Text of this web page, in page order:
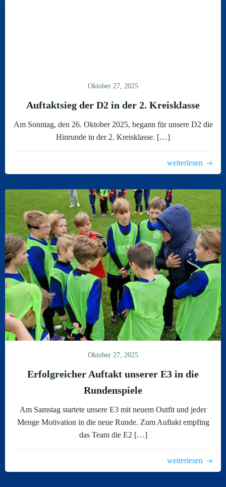
Oktober 27, 2025
Auftaktsieg der D2 in der 2. Kreisklasse
Am Sonntag, den 26. Oktober 2025, begann für unsere D2 die
Hinrunde in der 2. Kreisklasse. […]
weiterlesen
Oktober 27, 2025
Erfolgreicher Auftakt unserer E3 in die
Rundenspiele
Am Samstag startete unsere E3 mit neuem Outfit und jeder
Menge Motivation in die neue Runde. Zum Auftakt empfing
das Team die E2 […]
weiterlesen